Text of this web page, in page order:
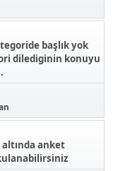
başlık yok
dilediginin konuyu
anket